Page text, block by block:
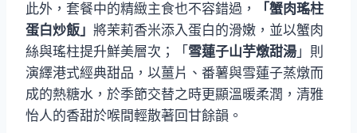
此外，套餐中的精緻主食也不容錯過，
「蟹肉瑤柱
蛋白炒飯」 將茉莉香米添入蛋白的滑嫩，並以蟹肉
絲與瑤柱提升鮮美層次；「 雪蓮子山芋燉甜湯 」則
演繹港式經典甜品，以薑片、番薯與雪蓮子蒸燉而
成的熱糖水，於季節交替之時更顯溫暖柔潤，清雅
怡人的香甜於喉間輕散著回甘餘韻。